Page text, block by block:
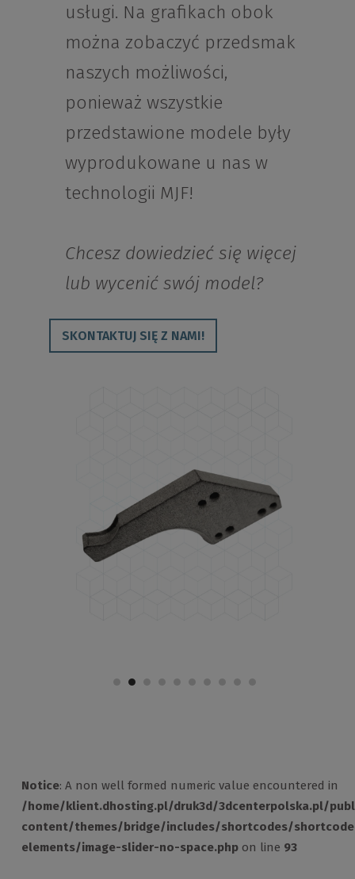
usługi. Na grafikach obok
można zobaczyć przedsmak
naszych możliwości,
ponieważ wszystkie
przedstawione modele były
wyprodukowane u nas w
technologii MJF!
Chcesz dowiedzieć się więcej
lub wycenić swój model?
SKONTAKTUJ SIĘ Z NAMI!
Notice: A non well formed numeric value encountered in
/home/klient.dhosting.pl/druk3d/3dcenterpolska.pl/
content/themes/bridge/includes/shortcodes/
elements/image-slider-no-space.php on line 93